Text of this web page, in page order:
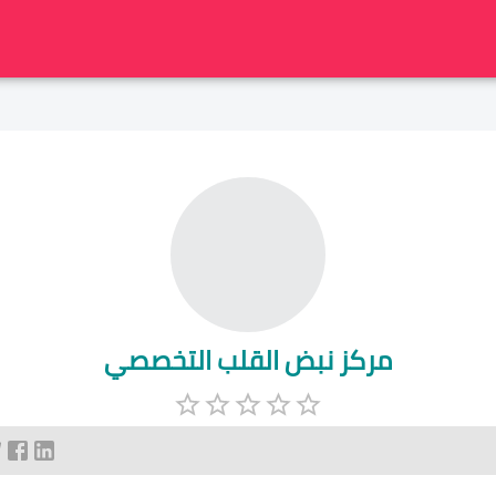
مركز نبض القلب التخصصي